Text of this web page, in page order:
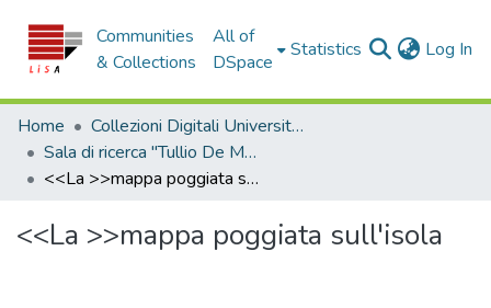
Communities
& Collections
All of
DSpace
Statistics Log In
Home
Collezioni Digitali Università della Calabria
Sala di ricerca "Tullio De Mauro"
<<La >>mappa poggiata sull'isola
<<La >>mappa poggiata sull'isola